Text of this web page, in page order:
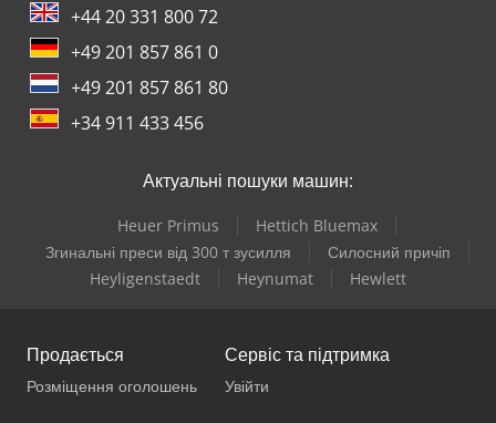
+44 20 331 800 72
+49 201 857 861 0
+49 201 857 861 80
+34 911 433 456
Актуальні пошуки машин:
Heuer Primus
Hettich Bluemax
Згинальні преси від 300 т зусилля
Силосний причіп
Heyligenstaedt
Heynumat Hewlett
Продається
Розміщення оголошень
Сервіс та підтримка
Увійти